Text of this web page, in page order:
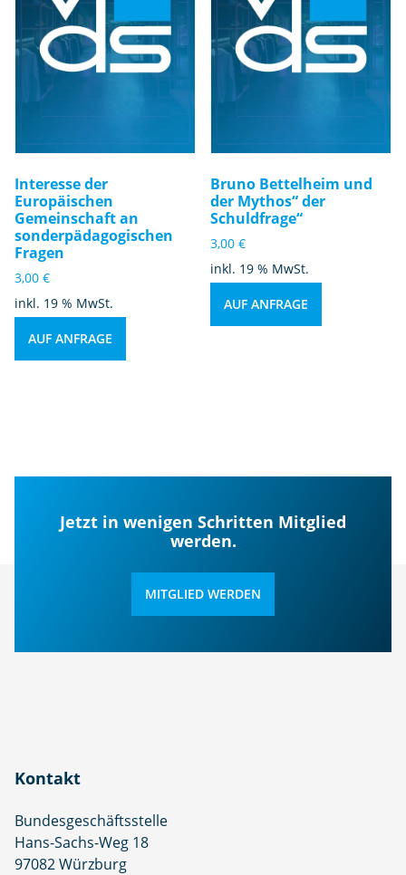
Interesse der
Europäischen
Gemeinschaft an
sonderpädagogischen
Fragen
3,00 €
inkl. 19 % MwSt.
AUF ANFRAGE
Bruno Bettelheim und
der Mythos“ der
Schuldfrage“
3,00€
inkl. 19 % MwSt.
AUF ANFRAGE
Jetzt in wenigen Schritten Mitglied
werden.
MITGLIED WERDEN
Kontakt
Bundesgeschäftsstelle
Hans-Sachs-Weg 18
97082 Würzburg